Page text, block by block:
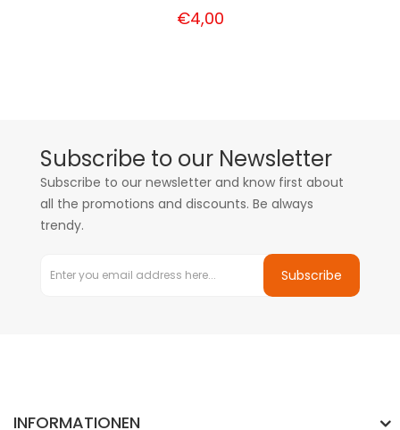
€4,00
Subscribe to our Newsletter
Subscribe to our newsletter and know first about
all the promotions and discounts. Be always
trendy.
Subscribe
INFORMATIONEN